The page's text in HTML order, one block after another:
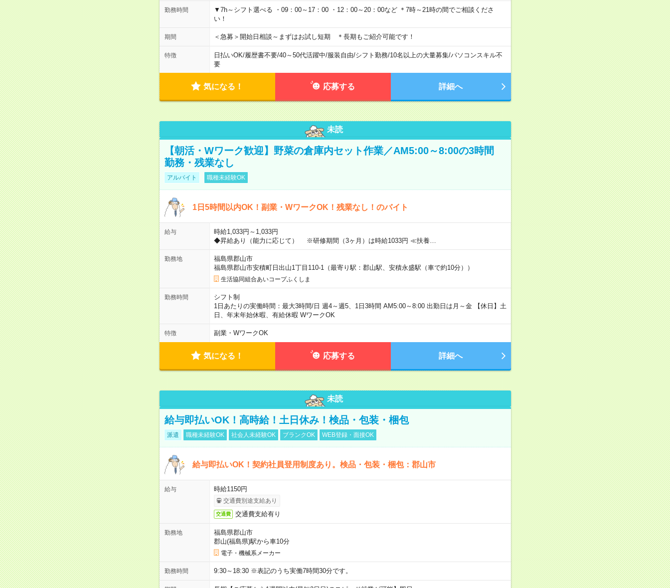
勤務時間
▼7h～シフト選べる ・09：00～17：00 ・12：00～20：00など ＊7時～21時の間でご相談くださ
い！
期間 ＜急募＞開始日相談～まずはお試し短期 ＊長期もご紹介可能です！
特徴 日払いOK/履歴書不要/40～50代活躍中/服装自由/シフト勤務/10名以上の大量募集/パソコンスキル不
要
気になる！ 応募する 詳細へ
未読
【朝活・Wワーク歓迎】野菜の倉庫内セット作業／AM5:00～8:00の3時間
勤務・残業なし
アルバイト 職種未経験OK
1日5時間以内OK！副業・WワークOK！残業なし！のバイト
給与
時給1,033円～1,033円
◆昇給あり（能力に応じて） ※研修期間（3ヶ月）は時給1033円 ≪扶養…
勤務地
福島県郡山市
福島県郡山市安積町日出山1丁目110-1（最寄り駅：郡山駅、安積永盛駅（車で約10分））
生活協同組合あいコープふくしま
勤務時間
シフト制
1日あたりの実働時間：最大3時間/日 週4～週5、1日3時間 AM5:00～8:00 出勤日は月～金 【休日】土
日、年末年始休暇、有給休暇 WワークOK
特徴 副業・WワークOK
気になる！ 応募する 詳細へ
未読
給与即払いOK！高時給！土日休み！検品・包装・梱包
派遣 職種未経験OK 社会人未経験OK ブランクOK WEB登録・面接OK
給与即払いOK！契約社員登用制度あり。検品・包装・梱包：郡山市
給与 時給1150円
交通費別途支給あり
交通費 交通費支給有り
勤務地
福島県郡山市
郡山(福島県)駅から車10分
電子・機械系メーカー
勤務時間 9:30～18:30 ※表記のうち実働7時間30分です。